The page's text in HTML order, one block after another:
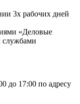
3х рабочих дней
«Деловые
службами
до 17:00 по адресу